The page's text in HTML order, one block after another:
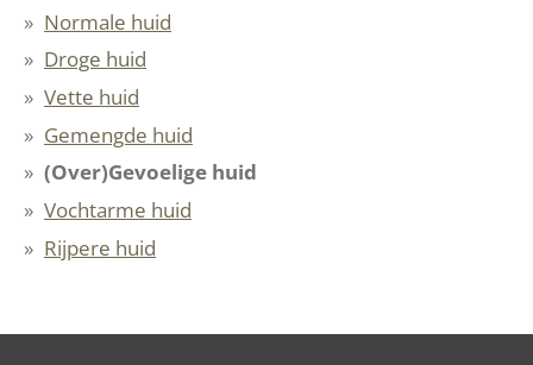
Normale huid
Droge huid
Vette huid
Gemengde huid
(Over)Gevoelige huid
Vochtarme huid
Rijpere huid